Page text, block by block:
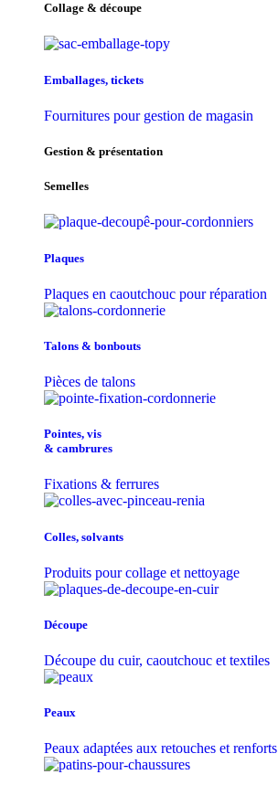
Collage & découpe
Emballages, tickets
Fournitures pour gestion de magasin
Gestion & présentation
Semelles
Plaques
Plaques en caoutchouc pour réparation
Talons & bonbouts
Pièces de talons
Pointes, vis
& cambrures
Fixations & ferrures
Colles, solvants
Produits pour collage et nettoyage
Découpe
Découpe du cuir, caoutchouc et textiles
Peaux
Peaux adaptées aux retouches et renforts